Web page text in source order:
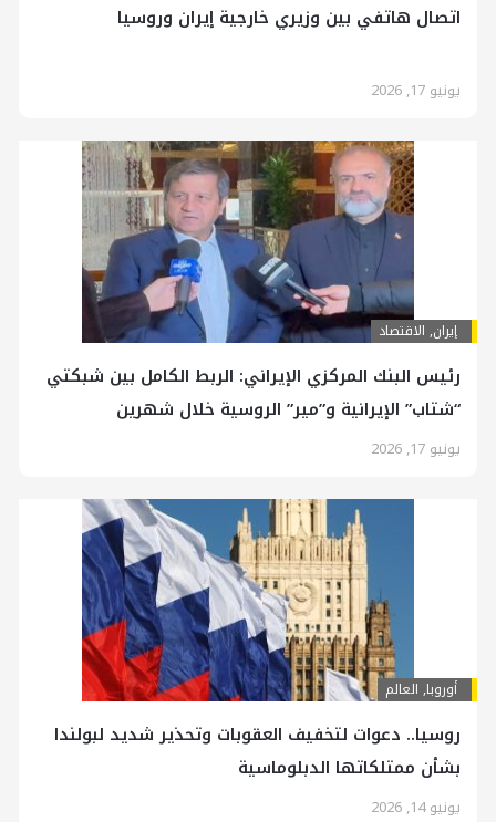
اتصال هاتفي بين وزيري خارجية إيران وروسيا
يونيو 17, 2026
إيران, الاقتصاد
رئيس البنك المركزي الإيراني: الربط الكامل بين شبكتي
“شتاب” الإيرانية و”مير” الروسية خلال شهرين
يونيو 17, 2026
أوروبا, العالم
روسيا.. دعوات لتخفيف العقوبات وتحذير شديد لبولندا
بشأن ممتلكاتها الدبلوماسية
يونيو 14, 2026